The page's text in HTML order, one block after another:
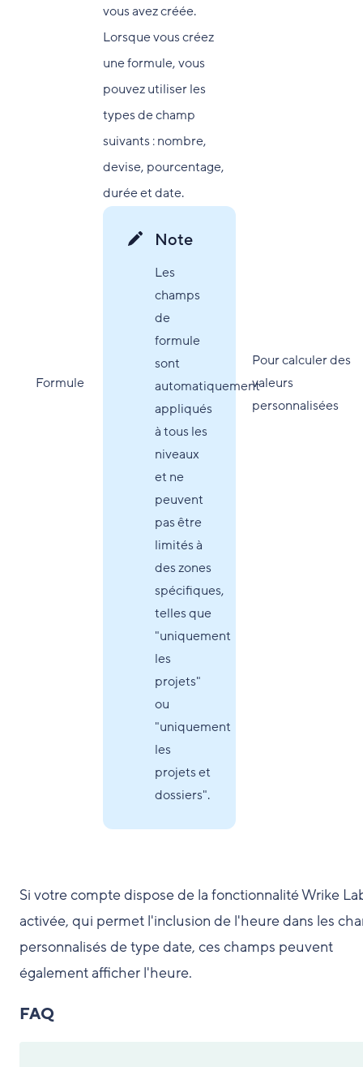
Formule
vous avez créée.
Lorsque vous créez
une formule, vous
pouvez utiliser les
types de champ
suivants : nombre,
devise, pourcentage,
durée et date.
Note
Les
champs
de
formule
sont
automatiquement
appliqués
à tous les
niveaux
et ne
peuvent
pas être
limités à
des zones
spécifiques,
telles que
"uniquement
les
projets"
ou
"uniquement
les
projets et
dossiers".
Pour calculer des
valeurs
personnalisées
Si votre compte dispose de la fonctionnalité Wrike
activée, qui permet l'inclusion de l'heure dans les
personnalisés de type date, ces champs peuvent
également afficher l'heure.
FAQ